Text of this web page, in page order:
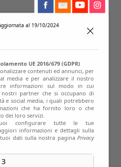
al 19/10/2024
UE 2016/679 (GDPR)
contenuti ed annunci, per
media e per analizzare il nostro
informazioni sul modo in cui
partner che si occupano di
e social media, i quali potrebbero
che ha fornito loro o che
dei loro servizi.
configurare tutte le tue
informazioni e dettagli sulla
dati sulla nostra paginaPrivacy